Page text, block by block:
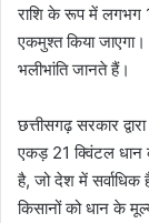
राशि के रूप में लगभग
एकमुश्त किया
भलीभांति जानते हैं।
छत्तीसगढ़ सरकार
एकड़ 21 क्विंटल धान
है, जो देश में सर्वाधिक
किसानों को धान के